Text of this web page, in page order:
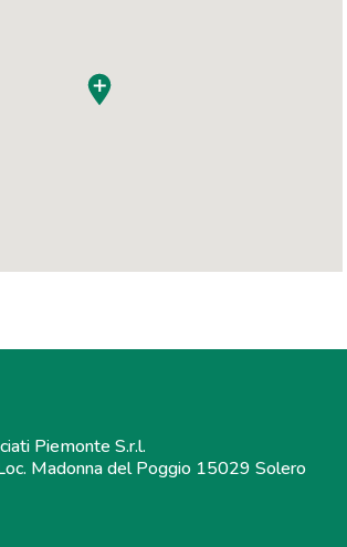
Piemonte S.r.l.
Madonna del Poggio 15029 Solero